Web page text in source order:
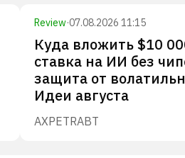
Review·07.08.2026 11:15
Куда вложить $10
ставка на ИИ без
защита от
Идеи августа
AXPETRABT